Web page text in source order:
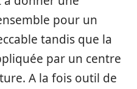
pour un
tandis que la
par un centre
A la fois outil de